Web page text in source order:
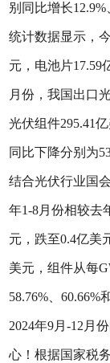
别同比增长
统计数据显示，
元，电池片17.59
月份，我国出口
光伏组件295.41
同比下降分别为
结合光伏行业国
年1-8月份相较去
元，跌至0.4亿美
美元，组件从每
58.76%、
2024年9月-12月
心！根据国家税